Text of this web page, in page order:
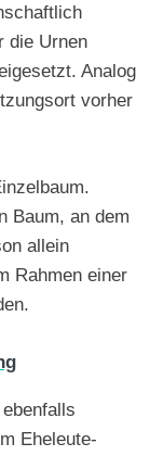
die Urnen
Analog
vorher
Baum, an dem
allein
Rahmen einer
Eheleute-